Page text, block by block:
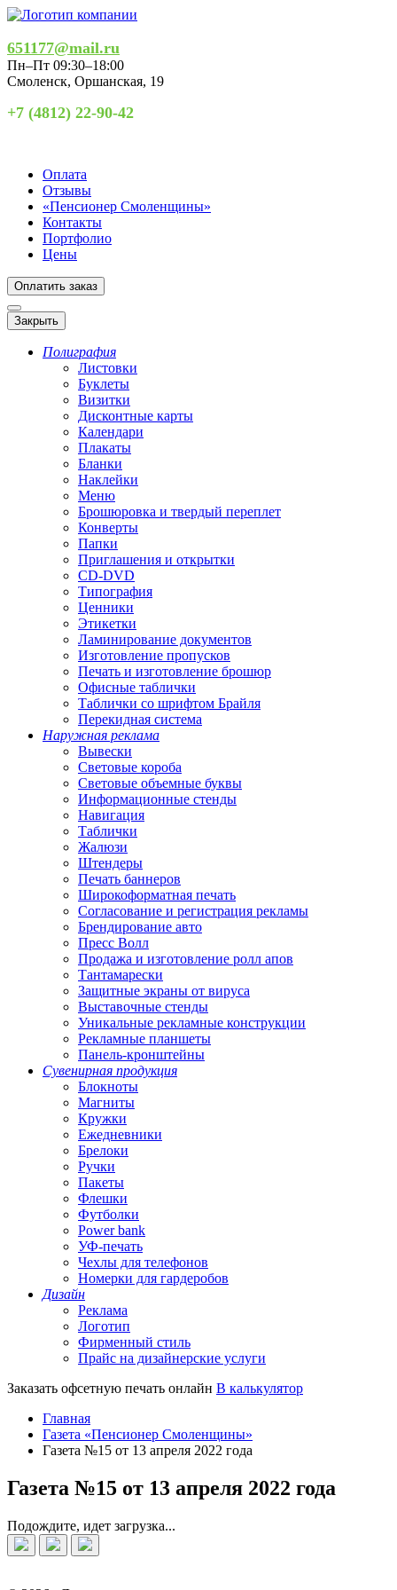
651177@mail.ru
Пн–Пт 09:30–18:00
Смоленск, Оршанская, 19
+7 (4812) 22-90-42
Оплата
Отзывы
«Пенсионер Смоленщины»
Контакты
Портфолио
Цены
Оплатить заказ
Закрыть
Полиграфия
Листовки
Буклеты
Визитки
Дисконтные карты
Календари
Плакаты
Бланки
Наклейки
Меню
Брошюровка и твердый переплет
Конверты
Папки
Приглашения и открытки
CD-DVD
Типография
Ценники
Этикетки
Ламинирование документов
Изготовление пропусков
Печать и изготовление брошюр
Офисные таблички
Таблички со шрифтом Брайля
Перекидная система
Наружная реклама
Вывески
Световые короба
Световые объемные буквы
Информационные стенды
Навигация
Таблички
Жалюзи
Штендеры
Печать баннеров
Широкоформатная печать
Согласование и регистрация рекламы
Брендирование авто
Пресс Волл
Продажа и изготовление ролл апов
Тантамарески
Защитные экраны от вируса
Выставочные стенды
Уникальные рекламные конструкции
Рекламные планшеты
Панель-кронштейны
Сувенирная продукция
Блокноты
Магниты
Кружки
Ежедневники
Брелоки
Ручки
Пакеты
Флешки
Футболки
Power bank
УФ-печать
Чехлы для телефонов
Номерки для гардеробов
Дизайн
Реклама
Логотип
Фирменный стиль
Прайс на дизайнерские услуги
Заказать офсетную печать онлайн В калькулятор
Главная
Газета «Пенсионер Смоленщины»
Газета №15 от 13 апреля 2022 года
Газета №15 от 13 апреля 2022 года
Подождите, идет загрузка...